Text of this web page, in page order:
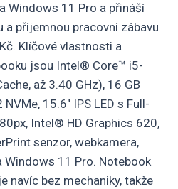
Windows 11 Pro a přináší
a příjemnou pracovní zábavu
Klíčové vlastnosti a
jsou Intel® Core™ i5-
až 3.40 GHz), 16 GB
15.6″ IPS LED s Full-
Intel® HD Graphics 620,
senzor, webkamera,
Windows 11 Pro. Notebook
navíc bez mechaniky, takže